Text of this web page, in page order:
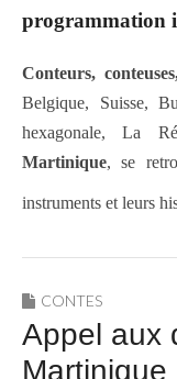
programmation
Conteurs,
Belgique, Suisse,
hexagonale, La
Martinique, se
instruments et leurs
CONTES
Appel aux
Martinique